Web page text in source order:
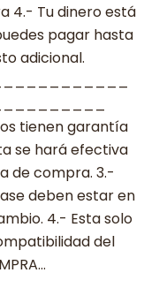
4.- Tu dinero está
pagar hasta
adicional.
tienen garantía
se hará efectiva
de compra. 3.-
deben estar en
4.- Esta solo
del